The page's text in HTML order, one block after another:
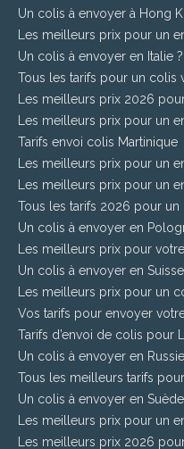
Un colis à envoyer à Hong
Les meilleurs prix pour un
Un colis à envoyer en Italie ?
Tous les tarifs pour un colis
Les meilleurs prix 2026
Les meilleurs prix pour un
Tarifs envoi colis Martinique
Les meilleurs prix pour un
Les meilleurs prix pour un
Tous les tarifs 2026 pour un
Un colis à envoyer en
Les meilleurs prix pour
Un colis à envoyer en
Les meilleurs prix pour un
Vos tarifs pour envoyer
Tarifs d’envoi de colis pour
Un colis à envoyer en
Tous les meilleurs tarifs
Un colis à envoyer en
Les meilleurs prix pour un
Les meilleurs prix 2026